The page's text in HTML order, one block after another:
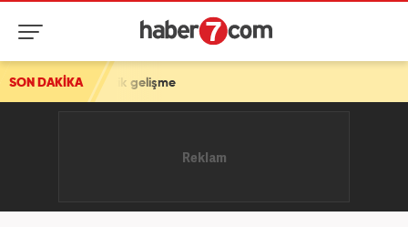
SON DAKİKA
kritik gelişme